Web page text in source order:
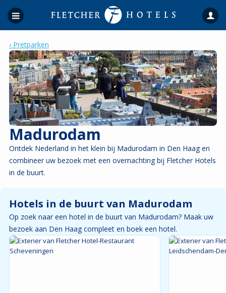
‹ Pretparken
Madurodam
Ontdek Nederland in het klein bij Madurodam in Den Haag en
combineer uw bezoek met een overnachting bij Fletcher Hotels
in de buurt.
Hotels in de buurt van Madurodam
Op zoek naar een hotel in de buurt van Madurodam? Maak uw
bezoek aan Den Haag compleet en boek een hotel.